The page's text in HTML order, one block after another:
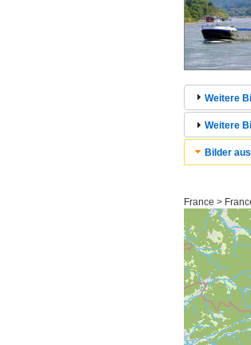
Weitere
Weitere
Bilder
France >